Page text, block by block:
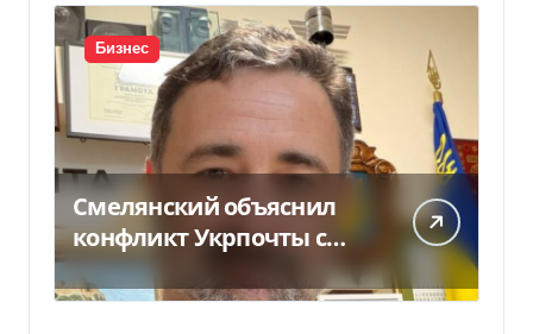
Бизнес
Смелянский объяснил
конфликт Укрпочты с
НБУ из-за платежек